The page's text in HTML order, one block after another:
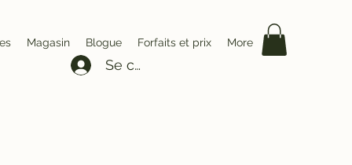
Magasin Blogue Forfaits et prix More
Se connecter